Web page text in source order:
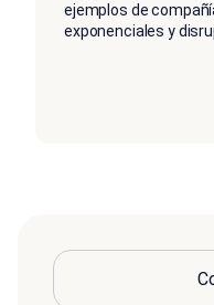
ejemplos de
exponenciales y